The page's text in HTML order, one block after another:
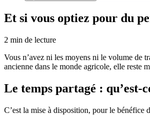
Et si vous optiez pour du
2 min de lecture
Vous n’avez ni les moyens ni le volume de
ancienne dans le monde agricole, elle reste
Le temps partagé : qu’est-
C’est la mise à disposition, pour le bénéfice